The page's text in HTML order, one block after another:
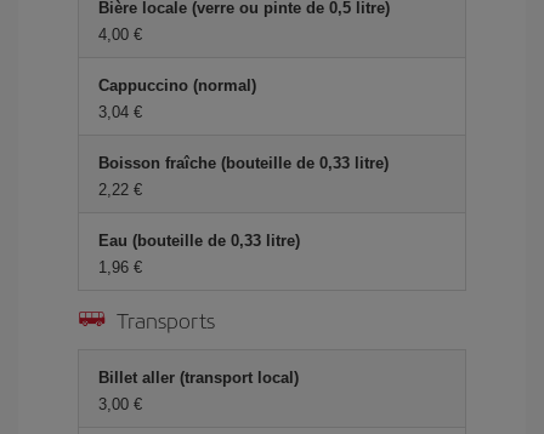
Bière locale (verre ou pinte de 0,5 litre)
4,00 €
Cappuccino (normal)
3,04 €
Boisson fraîche (bouteille de 0,33 litre)
2,22 €
Eau (bouteille de 0,33 litre)
1,96 €
Transports
Billet aller (transport local)
3,00 €